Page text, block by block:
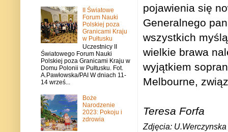
pojawienia się
Generalnego
wszystkich
wielkie brawa
wyjątkiem
Melbourne,
Teresa Forfa
Zdjęcia: U.Werczynska
II Światowe
Forum Nauki
Polskiej poza
Granicami Kraju
w Pułtusku
Uczestnicy II
Światowego Forum Nauki
Polskiej poza Granicami Kraju w
Domu Polonii w Pułtusku. Fot.
A.Pawłowska/PAI W dniach 11-
14 wrześ...
Boże
Narodzenie
2023: Pokoju i
zdrowia